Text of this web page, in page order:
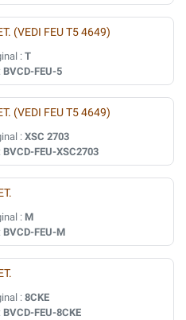
(VEDI FEU T5 4649)
: T
BVCD-FEU-5
(VEDI FEU T5 4649)
: XSC 2703
BVCD-FEU-XSC2703
: M
BVCD-FEU-M
: 8CKE
BVCD-FEU-8CKE